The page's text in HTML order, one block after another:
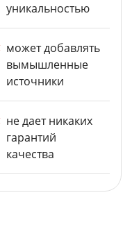
уникальностью
может добавлять
вымышленные
источники
не дает никаких
гарантий
качества